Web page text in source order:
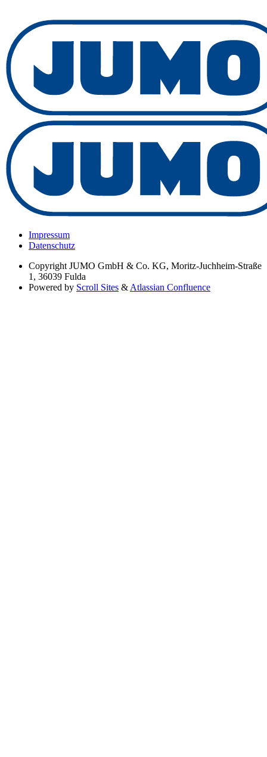
Impressum
Datenschutz
Copyright JUMO GmbH & Co. KG, Moritz-Juchheim-Straße
1, 36039 Fulda
Powered by Scroll Sites & Atlassian Confluence